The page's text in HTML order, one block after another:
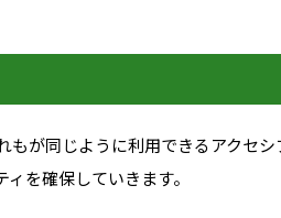
が同じように利用できるアクセ
を確保していきます。